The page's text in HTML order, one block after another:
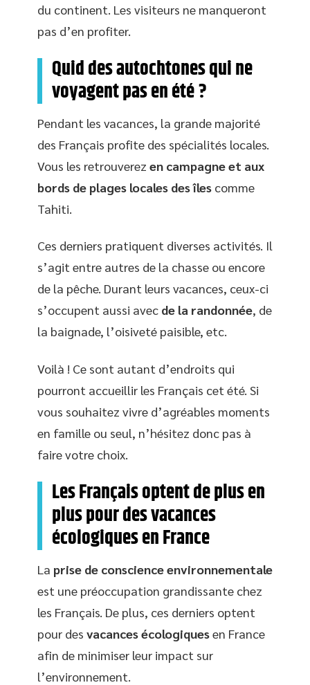
du continent. Les visiteurs ne manqueront
pas d’en profiter.
Quid des autochtones qui ne
voyagent pas en été ?
Pendant les vacances, la grande majorité
des Français profite des spécialités locales.
Vous les retrouverez en campagne et aux
bords de plages locales des îles comme
Tahiti.
Ces derniers pratiquent diverses activités. Il
s’agit entre autres de la chasse ou encore
de la pêche. Durant leurs vacances, ceux-ci
s’occupent aussi avec de la randonnée, de
la baignade, l’oisiveté paisible, etc.
Voilà ! Ce sont autant d’endroits qui
pourront accueillir les Français cet été. Si
vous souhaitez vivre d’agréables moments
en famille ou seul, n’hésitez donc pas à
faire votre choix.
Les Français optent de plus en
plus pour des vacances
écologiques en France
La prise de conscience environnementale
est une préoccupation grandissante chez
les Français. De plus, ces derniers optent
pour des vacances écologiquesen France
afin de minimiser leur impact sur
l’environnement.